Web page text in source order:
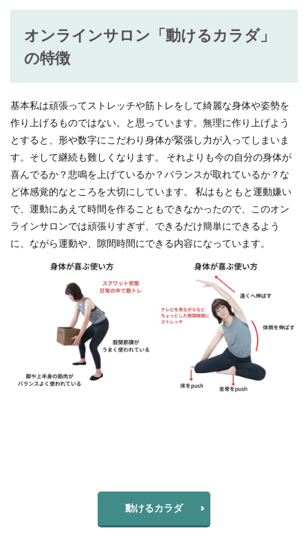
オンラインサロン「動けるカラダ」
の特徴
基本私は頑張ってストレッチや筋トレをして綺麗な身体や姿勢を
作り上げるものではない。と思っています。無理に作り上げよう
とすると、形や数字にこだわり身体が緊張し力が入ってしまいま
す。そして継続も難しくなります。 それよりも今の自分の身体が
喜んでるか？悲鳴を上げているか？バランスが取れているか？な
ど体感覚的なところを大切にしています。 私はもともと運動嫌い
で、運動にあえて時間を作ることもできなかったので、このオン
ラインサロンでは頑張りすぎず、できるだけ簡単にできるよう
に、ながら運動や、隙間時間にできる内容になっています。
動けるカラダ